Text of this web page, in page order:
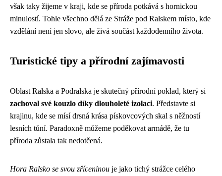
však taky žijeme v kraji, kde se příroda potkává s hornickou
minulostí. Tohle všechno dělá ze Stráže pod Ralskem místo, kde
vzdělání není jen slovo, ale živá součást každodenního života.
Turistické tipy a přírodní zajímavosti
Oblast Ralska a Podralska je skutečný přírodní poklad, který si
zachoval své kouzlo díky dlouholeté izolaci. Představte si
krajinu, kde se mísí drsná krása pískovcových skal s něžností
lesních tůní. Paradoxně můžeme poděkovat armádě, že tu
příroda zůstala tak nedotčená.
Hora Ralsko se svou zříceninou je jako tichý strážce celého